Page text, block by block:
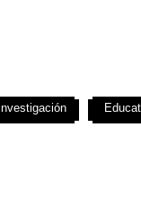
Investigación